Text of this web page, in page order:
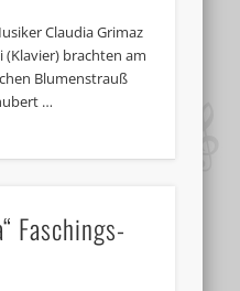
Claudia Grimaz
(Klavier) brachten am
Blumenstrauß
…
Faschings-